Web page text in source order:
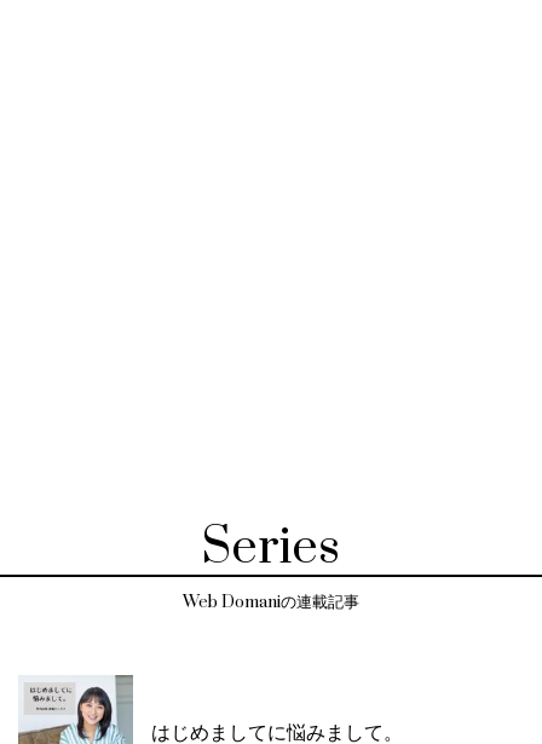
Series
Web Domaniの連載記事
はじめましてに悩みまして。